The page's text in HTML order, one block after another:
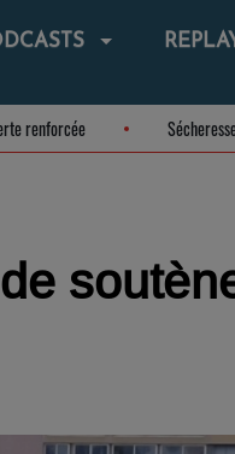
en alerte renforcée